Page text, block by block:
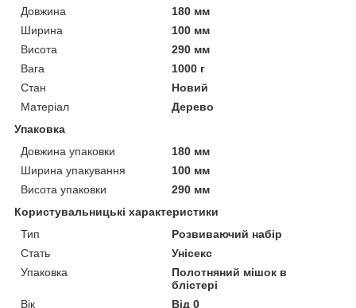
Довжина
180 мм
Ширина
100 мм
Висота
290 мм
Вага
1000 г
Стан
Новий
Матеріал
Дерево
Упаковка
Довжина упаковки
180 мм
Ширина упакування
100 мм
Висота упаковки
290 мм
Користувальницькі характеристики
Тип
Розвиваючий набір
Стать
Унісекс
Упаковка
Полотняний мішок в
блістері
Вік
Від 0